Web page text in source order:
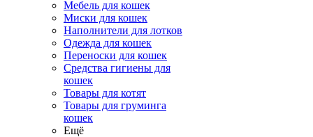
Мебель для кошек
Миски для кошек
Наполнители для лотков
Одежда для кошек
Переноски для кошек
Средства гигиены для
кошек
Товары для котят
Товары для груминга
кошек
Ещё